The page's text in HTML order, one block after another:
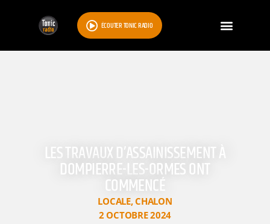
ÉCOUTER TONIC RADIO
LES TRAVAUX D’ASSAINISSEMENT À
DOMPIERRE-LES-ORMES ONT
COMMENCÉ
LOCALE,CHALON
2 OCTOBRE 2024